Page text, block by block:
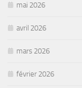
mai 2026
avril 2026
mars 2026
février 2026